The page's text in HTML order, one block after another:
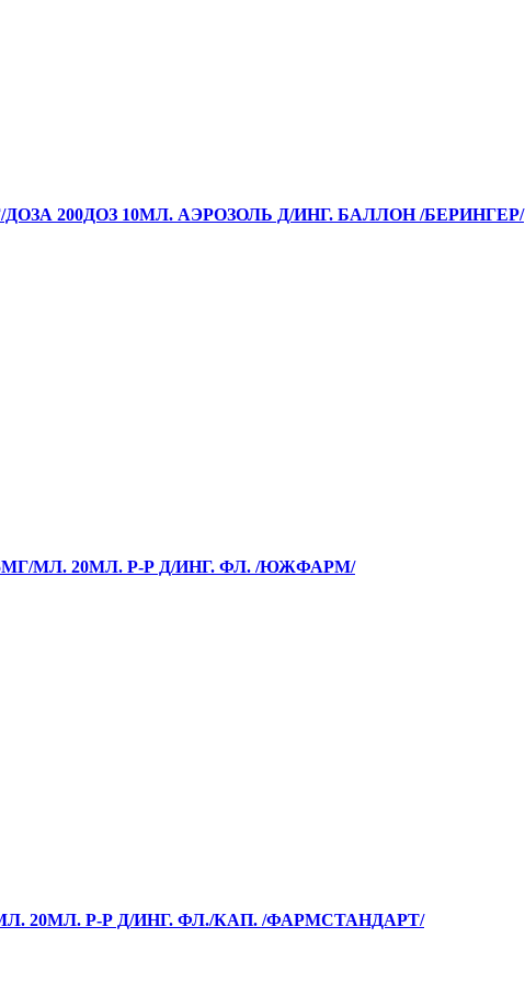
200ДОЗ 10МЛ. АЭРОЗОЛЬ Д/ИНГ. БАЛЛОН /БЕРИНГЕР/
МЛ. 20МЛ. Р-Р Д/ИНГ. ФЛ. /ЮЖФАРМ/
20МЛ. Р-Р Д/ИНГ. ФЛ./КАП. /ФАРМСТАНДАРТ/